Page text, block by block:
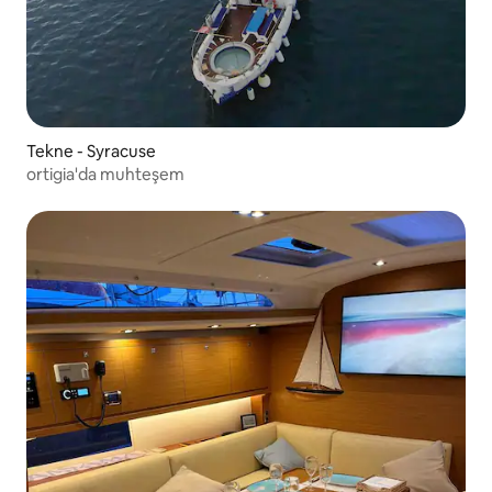
Tekne - Syracuse
ortigia'da muhteşem